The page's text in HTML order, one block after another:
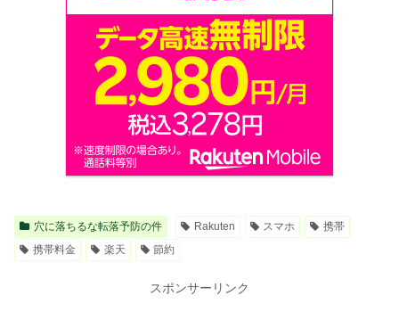
穴に落ちるな転落予防の件 Rakuten スマホ
携帯
携帯料金
楽天 節約
スポンサーリンク